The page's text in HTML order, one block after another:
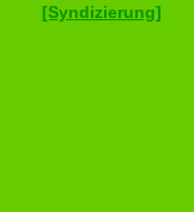
[Syndizierung]